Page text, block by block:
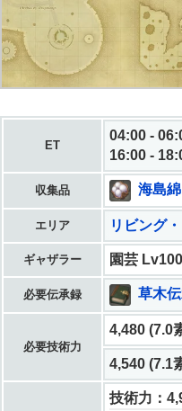
ET
04:00 -
16:00 -
収集品 海島綿
エリア リビング
ギャザラー 園芸 Lv100
必要伝承録 草木
必要技術力
4,480 (7.0
4,540 (7.1
技術力：